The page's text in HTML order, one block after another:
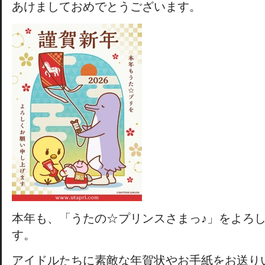
あけましておめでとうございます。
本年も、「うたの☆プリンスさまっ♪」をよろ
す。
アイドルたちに素敵な年賀状やお手紙をお送り